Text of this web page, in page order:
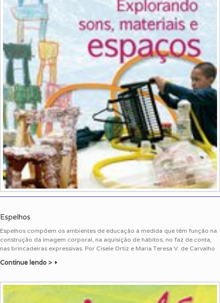
Espelhos
Espelhos compõem os ambientes de educação à medida que têm função na
construção da imagem corporal, na aquisição de hábitos, no faz de conta,
nas brincadeiras expressivas. Por Cisele Ortiz e Maria Teresa V. de Carvalho
Continue lendo >